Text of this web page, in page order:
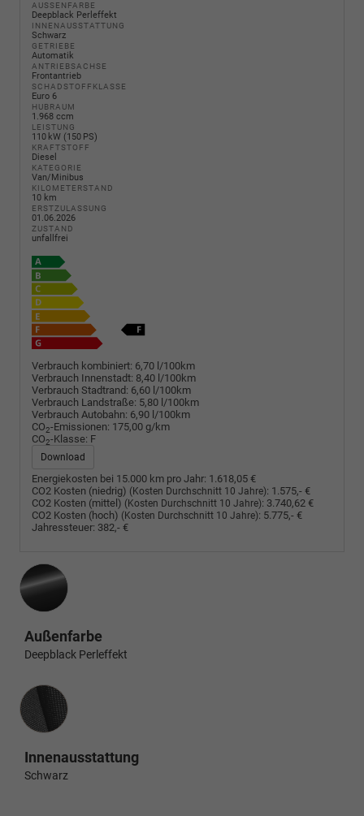
AUSSENFARBE
Deepblack Perleffekt
INNENAUSSTATTUNG
Schwarz
GETRIEBE
Automatik
ANTRIEBSACHSE
Frontantrieb
SCHADSTOFFKLASSE
Euro 6
HUBRAUM
1.968 ccm
LEISTUNG
110 kW (150 PS)
KRAFTSTOFF
Diesel
KATEGORIE
Van/Minibus
KILOMETERSTAND
10 km
ERSTZULASSUNG
01.06.2026
ZUSTAND
unfallfrei
Verbrauch kombiniert: 6,70 l/100km
Verbrauch Innenstadt: 8,40 l/100km
Verbrauch Stadtrand: 6,60 l/100km
Verbrauch Landstraße: 5,80 l/100km
Verbrauch Autobahn: 6,90 l/100km
CO2-Emissionen: 175,00 g/km
CO2-Klasse: F
Download
Energiekosten bei 15.000 km pro Jahr: 1.618,05 €
CO2 Kosten (niedrig) (Kosten Durchschnitt 10 Jahre): 1.575,- €
CO2 Kosten (mittel) (Kosten Durchschnitt 10 Jahre): 3.740,62 €
CO2 Kosten (hoch) (Kosten Durchschnitt 10 Jahre): 5.775,- €
Jahressteuer: 382,- €
Außenfarbe
Deepblack Perleffekt
Innenausstattung
Innenausstattung
Schwarz